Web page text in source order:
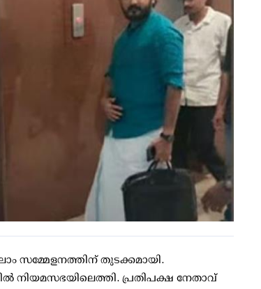
സമ്മേളനത്തിന് തുടക്കമായി.
നിയമസഭയിലെത്തി. പ്രതിപക്ഷ നേതാവ്